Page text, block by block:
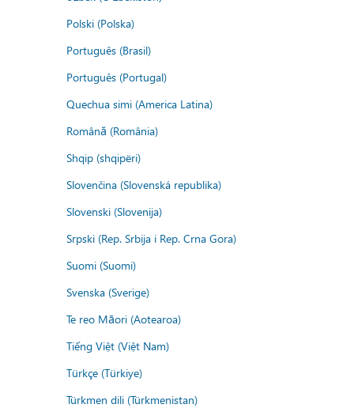
Polski (Polska)
Português (Brasil)
Português (Portugal)
Quechua simi (America Latina)
Română (România)
Shqip (shqipëri)
Slovenčina (Slovenská republika)
Slovenski (Slovenija)
Srpski (Rep. Srbija i Rep. Crna Gora)
Suomi (Suomi)
Svenska (Sverige)
Te reo Māori (Aotearoa)
Tiếng Việt (Việt Nam)
Türkçe (Türkiye)
Türkmen dili (Türkmenistan)